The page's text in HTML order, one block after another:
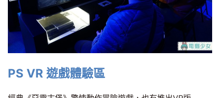
PS VR 遊戲體驗區